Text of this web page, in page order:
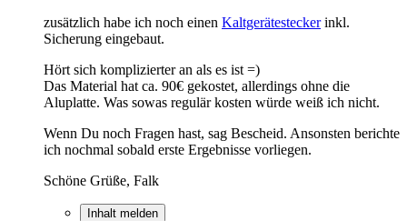
zusätzlich habe ich noch einen Kaltgerätesteckerinkl.
Sicherung eingebaut.
Hört sich komplizierter an als es ist =)
Das Material hat ca. 90€ gekostet, allerdings ohne die
Aluplatte. Was sowas regulär kosten würde weiß ich nicht.
Wenn Du noch Fragen hast, sag Bescheid. Ansonsten berichte
ich nochmal sobald erste Ergebnisse vorliegen.
Schöne Grüße, Falk
Inhalt melden